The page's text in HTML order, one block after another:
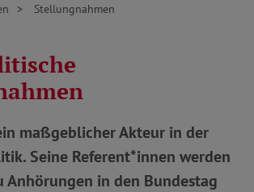
Stellungnahmen
maßgeblicher Akteur in der
Seine Referent*innen werden
Anhörungen in den Bundestag